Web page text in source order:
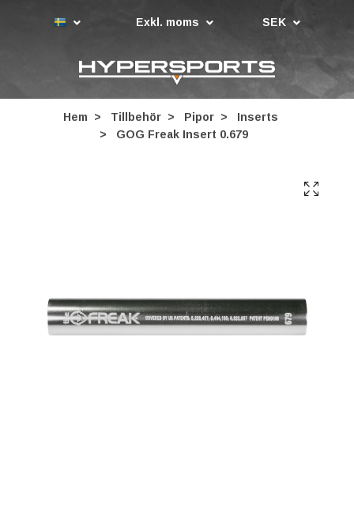
Exkl. moms SEK
Hem Tillbehör Pipor
Inserts
GOG Freak Insert 0.679